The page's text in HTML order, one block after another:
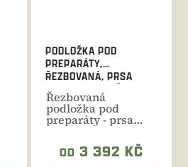
PODLOŽKA POD
PREPARÁTY,
ŘEZBOVANÁ, PRSA
JELEN, PRASE Č.404
Řezbovaná
podložka pod
preparáty - prsa
jelen, prase. Ruční
výroba, celková...
OD 3 392 KČ